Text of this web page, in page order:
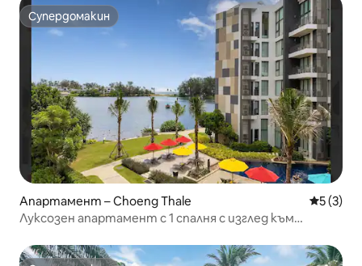
Супердомакин
Супердомакин
Апартамент – Choeng Thale Средна
5 (3)
Луксозен апартамент с 1 спалня с изглед към